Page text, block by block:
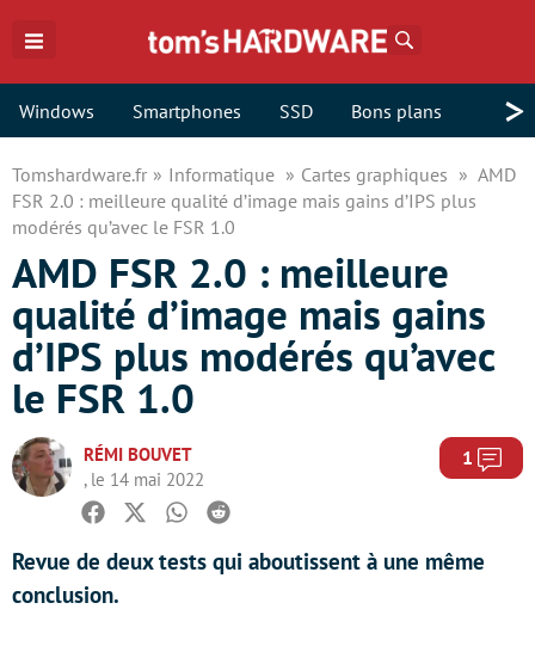
Windows Smartphones SSD Bons plans >
Tomshardware.fr Informatique Cartes graphiques
AMD
FSR 2.0 : meilleure qualité d’image mais gains d’IPS plus
modérés qu’avec le FSR 1.0
AMD FSR 2.0 : meilleure
qualité d’image mais gains
d’IPS plus modérés qu’avec
le FSR 1.0
RÉMI BOUVET
, le 14 mai 2022
1
Facebook
TwitterWhatsapp
Reddit
Revue de deux tests qui aboutissent à une même
conclusion.